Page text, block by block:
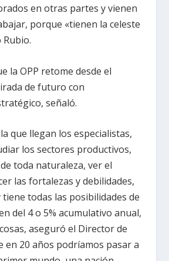
en otras partes y vienen
porque «tienen la celeste
Rubio.
la OPP retome desde el
de futuro con
señaló.
que llegan los especialistas,
los sectores productivos,
toda naturaleza, ver el
las fortalezas y debilidades,
todas las posibilidades de
del 4 o 5% acumulativo anual,
aseguró el Director de
en 20 años podríamos pasar a